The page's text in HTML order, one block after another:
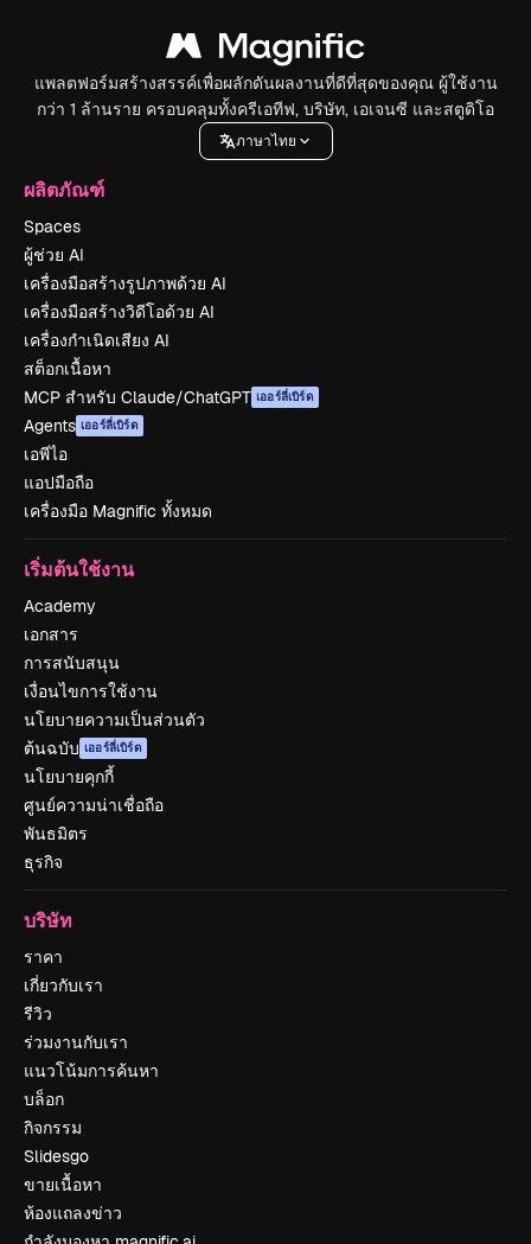
แพลตฟอร์มสร้างสรรค์เพื่อผลักดันผลงานที่ดีที่สุดของคุณ ผู้ใช้งาน
กว่า 1 ล้านราย ครอบคลุมทั้งครีเอทีฟ, บริษัท, เอเจนซี และสตูดิโอ
ภาษาไทย
ผลิตภัณฑ์
Spaces
ผู้ช่วย AI
เครื่องมือสร้างรูปภาพด้วย AI
เครื่องมือสร้างวิดีโอด้วย AI
เครื่องกำเนิดเสียง AI
สต็อกเนื้อหา
MCP สำหรับ Claude/ChatGPT เออร์ลี่เบิร์ด
Agents เออร์ลี่เบิร์ด
เอพีไอ
แอปมือถือ
เครื่องมือ Magnific ทั้งหมด
เริ่มต้นใช้งาน
Academy
เอกสาร
การสนับสนุน
เงื่อนไขการใช้งาน
นโยบายความเป็นส่วนตัว
ต้นฉบับ เออร์ลี่เบิร์ด
นโยบายคุกกี้
ศูนย์ความน่าเชื่อถือ
พันธมิตร
ธุรกิจ
บริษัท
ราคา
เกี่ยวกับเรา
รีวิว
ร่วมงานกับเรา
แนวโน้มการค้นหา
บล็อก
กิจกรรม
Slidesgo
ขายเนื้อหา
ห้องแถลงข่าว